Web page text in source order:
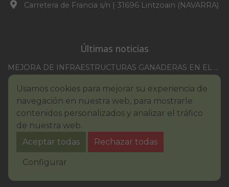
Carretera de Francia s/n | 31696 Lintzoain (NAVARRA)
Últimas noticias
MEJORA DE INFRAESTRUCTURAS GANADERAS EN EL TM DE ERRO CAMPAÑA 2025-2026
BASES III. CONCURSO PINTURA – ERROIBARKO EGUNA
BANDO – CONSUMO RESPONSABLE DEL AGUA
IMCV 2026
Aviso legal
Usamos cookies para mejorar su experiencia de
navegación en nuestra web, para mostrarle
contenidos personalizados y analizar el tráfico
de nuestra web.
Aceptar todas
Rechazar todas
Configurar